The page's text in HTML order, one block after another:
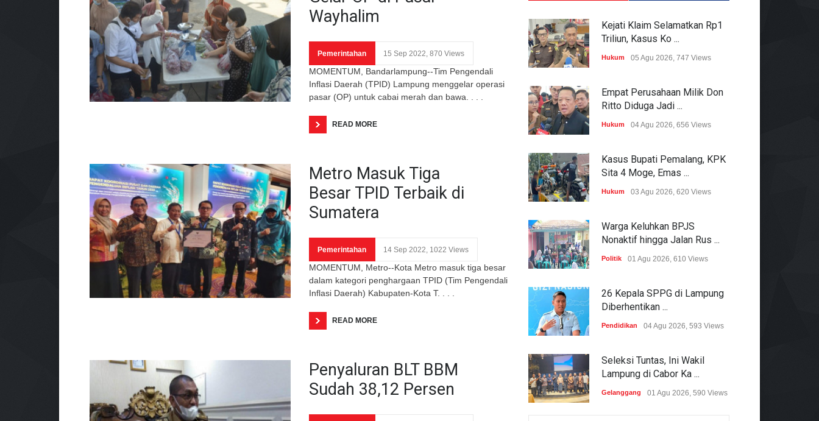
Wayhalim
Pemerintahan 15 Sep 2022, 870 Views
MOMENTUM, Bandarlampung--Tim Pengendali
Inflasi Daerah (TPID) Lampung menggelar operasi
pasar (OP) untuk cabai merah dan bawa. . . .
READ MORE
Metro Masuk Tiga
Besar TPID Terbaik di
Sumatera
Pemerintahan 14 Sep 2022, 1022 Views
MOMENTUM, Metro--Kota Metro masuk tiga besar
dalam kategori penghargaan TPID (Tim Pengendali
Inflasi Daerah) Kabupaten-Kota T. . . .
READ MORE
Penyaluran BLT BBM
Sudah 38,12 Persen
Kejati Klaim Selamatkan Rp1
Triliun, Kasus Ko ...
Hukum 05 Agu 2026, 747 Views
Empat Perusahaan Milik Don
Ritto Diduga Jadi ...
Hukum 04 Agu 2026, 656 Views
Kasus Bupati Pemalang, KPK
Sita 4 Moge, Emas ...
Hukum 03 Agu 2026, 620 Views
Warga Keluhkan BPJS
Nonaktif hingga Jalan Rus ...
Politik 01 Agu 2026, 610 Views
26 Kepala SPPG di Lampung
Diberhentikan ...
Pendidikan 04 Agu 2026, 593 Views
Seleksi Tuntas, Ini Wakil
Lampung di Cabor Ka ...
Gelanggang 01 Agu 2026, 590 Views